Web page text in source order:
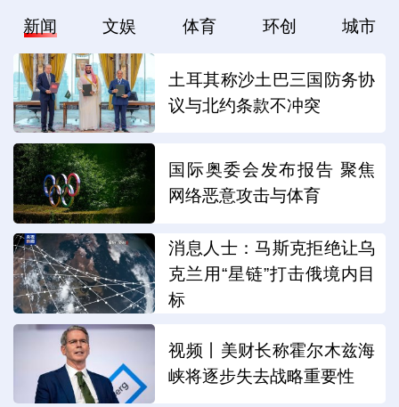
新闻 文娱 体育 环创 城市
土耳其称沙土巴三国防务协
议与北约条款不冲突
国际奥委会发布报告 聚焦
网络恶意攻击与体育
消息人士：马斯克拒绝让乌
克兰用“星链”打击俄境内目
标
视频丨美财长称霍尔木兹海
峡将逐步失去战略重要性